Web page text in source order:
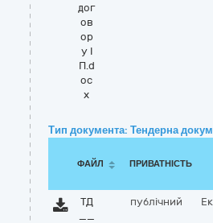
дог
ов
ор
у І
П.d
oc
x
Тип документа: Тендерна
ФАЙЛ ПРИВАТНІСТЬ
ТД
__
публічний